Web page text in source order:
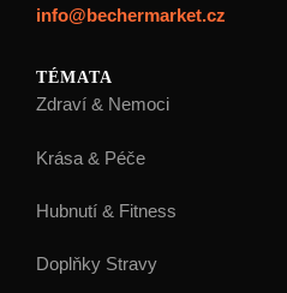
info@bechermarket.cz
TÉMATA
Zdraví & Nemoci
Krása & Péče
Hubnutí & Fitness
Doplňky Stravy